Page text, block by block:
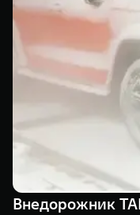
TANK 500
Веди за собой
от 6 499 000 ₽
TANK Финансы
Корпоративным
TANK ФИНАНСЫ
TANK Лизинг
TANK Страхование
Сервис
Специальные
Моторные масла
ЦИФРОВЫЕ СЕРВИСЫ
Цифровые сервисы
Внедорожник